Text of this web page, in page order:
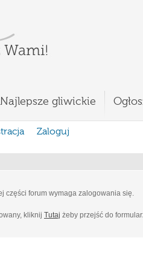
Najlepsze gliwickie
Zaloguj
części forum wymaga zalogowania się.
kliknij Tutaj żeby przejść do